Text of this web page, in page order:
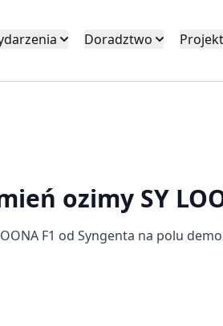
Doradztwo
ozimy SY
F1 od Syngenta na polu